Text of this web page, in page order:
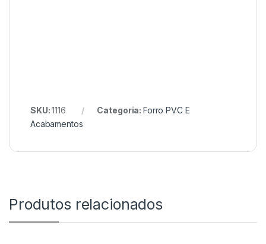
SKU:1116 Categoria: Forro PVC E
Acabamentos
Produtos relacionados